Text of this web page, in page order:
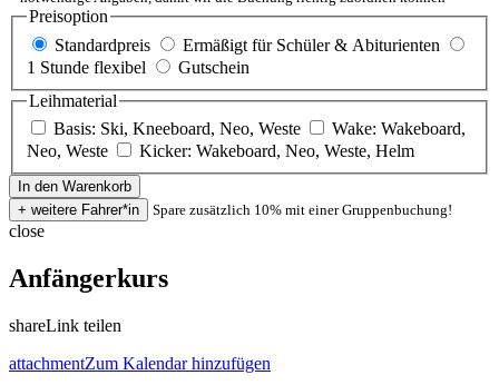
Preisoption
Standardpreis
Ermäßigt für Schüler & Abiturienten
1 Stunde flexibel
Gutschein
Leihmaterial
Basis: Ski, Kneeboard, Neo, Weste
Wake: Wakeboard,
Neo, Weste
Kicker: Wakeboard, Neo, Weste, Helm
Spare zusätzlich 10% mit einer Gruppenbuchung!
close
Anfängerkurs
shareLink teilen
attachmentZum Kalendar hinzufügen